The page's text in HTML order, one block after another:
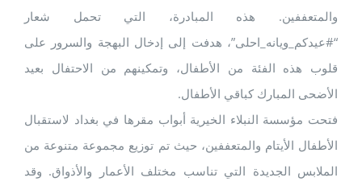
والمتعففين. هذه المبادرة، التي تحمل شعار
“#عيدكم_ويانه_احلى”، هدفت إلى إدخال البهجة والسرور على
قلوب هذه الفئة من الأطفال، وتمكينهم من الاحتفال بعيد
الأضحى المبارك كباقي الأطفال.
فتحت مؤسسة النبلاء الخيرية أبواب مقرها في بغداد لاستقبال
الأطفال الأيتام والمتعففين، حيث تم توزيع مجموعة متنوعة من
الملابس الجديدة التي تناسب مختلف الأعمار والأذواق. وقد